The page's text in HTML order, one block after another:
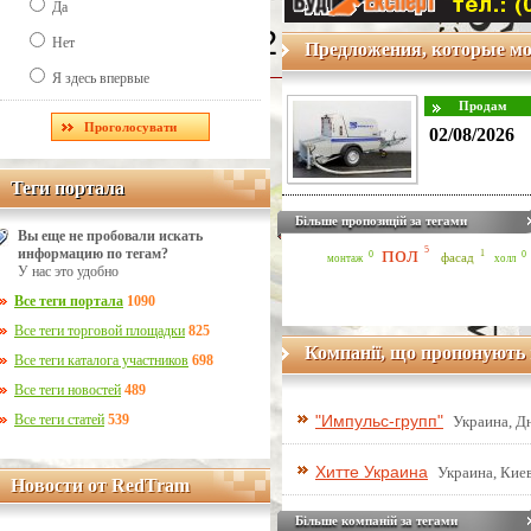
Line Number: 42
Да
Нет
Я здесь впервые
Теги портала
Теги портала
Вы еще не пробовали искать
информацию по тегам?
У нас это удобно
Все теги портала 1090
Все теги торговой площадки 825
Все теги каталога участников 698
Все теги новостей 489
Все теги статей 539
Новости от RedTram
Новости от RedTram
Предложения, которые
02/08/2026
Більше пропозицій за тегами
монтаж 0 пол 5
фасад 1 холл 0
Компанії, що пропонують
"Импульс-групп" Украина,
Хитте Украина Украина,
Більше компаній за тегами